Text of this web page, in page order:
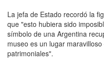
La jefa de Estado recordó la
que "esto hubiera sido
símbolo de una Argentina
museo es un lugar
patrimoniales".